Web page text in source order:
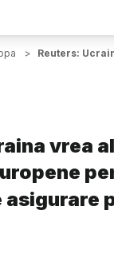
> Reuters:
vrea